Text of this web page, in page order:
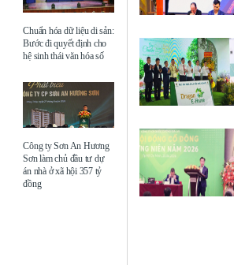
Chuẩn hóa dữ liệu di sản:
Bước đi quyết định cho
hệ sinh thái văn hóa số
Công ty Sơn An Hương
Sơn làm chủ đầu tư dự
án nhà ở xã hội 357 tỷ
đồng